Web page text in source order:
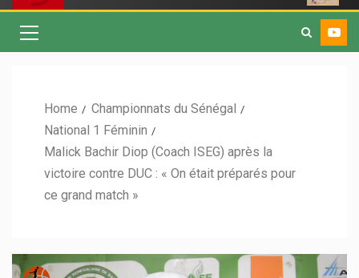
Home
Championnats du Sénégal
National 1 Féminin
Malick Bachir Diop (Coach ISEG) après la
victoire contre DUC : « On était préparés pour
ce grand match »